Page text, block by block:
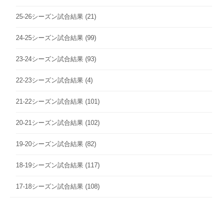
25-26シーズン試合結果 (21)
24-25シーズン試合結果 (99)
23-24シーズン試合結果 (93)
22-23シーズン試合結果 (4)
21-22シーズン試合結果 (101)
20-21シーズン試合結果 (102)
19-20シーズン試合結果 (82)
18-19シーズン試合結果 (117)
17-18シーズン試合結果 (108)